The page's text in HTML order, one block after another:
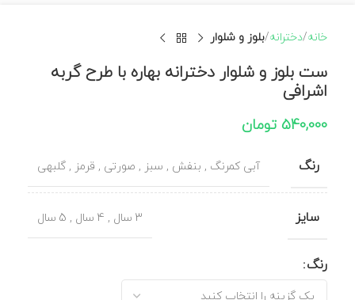
خانه دخترانه بلوز و شلوار
ست بلوز و شلوار دخترانه بهاره با طرح گربه
اشرافی
540,000 تومان
رنگ آبی کمرنگ , بنفش , سبز , صورتی , قرمز , گلبهی
سایز 3 سال , 4 سال , 5 سال
رنگ